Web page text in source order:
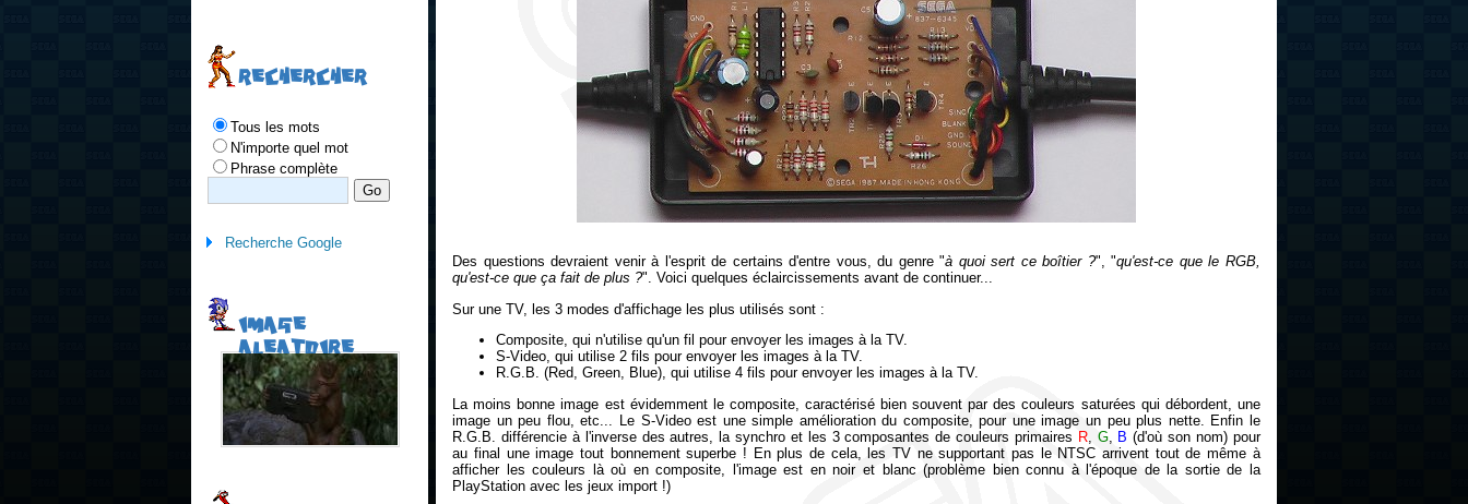
Des questions devraient venir à l'esprit de certains d'entre vous, du genre "à quoi sert ce boîtier ?", "qu'est-ce que le RGB,
qu'est-ce que ça fait de plus ?". Voici quelques éclaircissements avant de continuer...
Sur une TV, les 3 modes d'affichage les plus utilisés sont :
Composite, qui n'utilise qu'un fil pour envoyer les images à la TV.
S-Video, qui utilise 2 fils pour envoyer les images à la TV.
R.G.B. (Red, Green, Blue), qui utilise 4 fils pour envoyer les images à la TV.
La moins bonne image est évidemment le composite, caractérisé bien souvent par des couleurs saturées qui débordent, une
image un peu flou, etc... Le S-Video est une simple amélioration du composite, pour une image un peu plus nette. Enfin le
R.G.B. différencie à l'inverse des autres, la synchro et les 3 composantes de couleurs primaires R, G, B (d'où son nom) pour
au final une image tout bonnement superbe ! En plus de cela, les TV ne supportant pas le NTSC arrivent tout de même à
afficher les couleurs là où en composite, l'image est en noir et blanc (problème bien connu à l'époque de la sortie de la
PlayStation avec les jeux import !)
RECHERCHER
Tous les mots
N'importe quel mot
Phrase complète
Recherche Google
IMAGE
ALEATOIRE